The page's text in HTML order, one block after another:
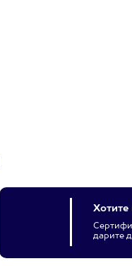
Хотите
дарите